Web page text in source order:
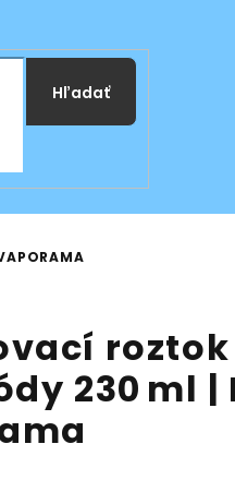
Hľadať
roztok
230 ml |